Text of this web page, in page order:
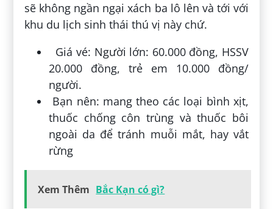
sẽ không ngần ngại xách ba lô lên và tới với
khu du lịch sinh thái thú vị này chứ.
Giá vé: Người lớn: 60.000 đồng, HSSV
20.000 đồng, trẻ em 10.000 đồng/
người.
Bạn nên: mang theo các loại bình xịt,
thuốc chống côn trùng và thuốc bôi
ngoài da để tránh muỗi mắt, hay vắt
rừng
Xem Thêm Bắc Kạn có gì?